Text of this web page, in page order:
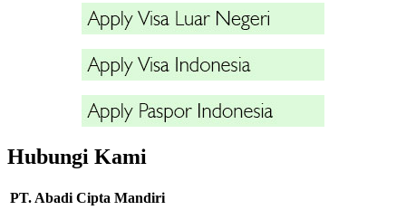
Hubungi Kami
PT. Abadi Cipta Mandiri